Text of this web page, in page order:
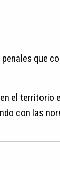
que
el territorio
con las